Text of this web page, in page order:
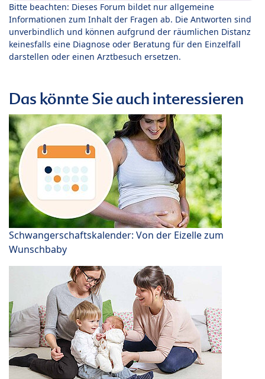
Bitte beachten: Dieses Forum bildet nur allgemeine
Informationen zum Inhalt der Fragen ab. Die Antworten sind
unverbindlich und können aufgrund der räumlichen Distanz
keinesfalls eine Diagnose oder Beratung für den Einzelfall
darstellen oder einen Arztbesuch ersetzen.
Das könnte Sie auch interessieren
Schwangerschaftskalender: Von der Eizelle zum
Wunschbaby